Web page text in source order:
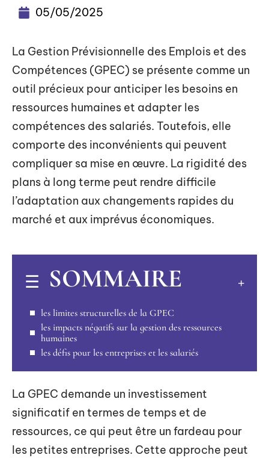
05/05/2025
La Gestion Prévisionnelle des Emplois et des
Compétences (GPEC) se présente comme un
outil précieux pour anticiper les besoins en
ressources humaines et adapter les
compétences des salariés. Toutefois, elle
comporte des inconvénients qui peuvent
compliquer sa mise en œuvre. La rigidité des
plans à long terme peut rendre difficile
l’adaptation aux changements rapides du
marché et aux imprévus économiques.
SOMMAIRE
les limites structurelles de la GPEC
les impacts négatifs sur la gestion des ressources
humaines
les défis pour les entreprises et les salariés
La GPEC demande un investissement
significatif en termes de temps et de
ressources, ce qui peut être un fardeau pour
les petites entreprises. Cette approche peut